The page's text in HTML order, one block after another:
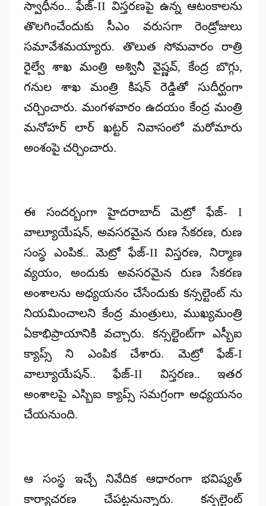
స్వాధీనం.. ఫేజ్‌-II విస్త‌ర‌ణ‌పై ఉన్న ఆటంకాల‌ను
తొల‌గించేందుకు సీఎం వరుసగా రెండ్రోజులు
స‌మావేశ‌మ‌య్యారు. తొలుత సోమ‌వారం రాత్రి
రైల్వే శాఖ మంత్రి అశ్వినీ వైష్ణ‌వ్‌, కేంద్ర బొగ్గు,
గ‌నుల శాఖ మంత్రి కిష‌న్ రెడ్డితో సుదీర్ఘంగా
చ‌ర్చించారు. మంగళవారం ఉదయం కేంద్ర మంత్రి
మనోహర్ లార్ ఖట్టర్ నివాసంలో మరోమారు
అంశంపై చర్చించారు.
ఈ సంద‌ర్బంగా హైద‌రాబాద్ మెట్రో ఫేజ్‌- I
వాల్యూయేష‌న్‌, అవ‌స‌ర‌మైన రుణ సేక‌ర‌ణ‌, రుణ
సంస్థ ఎంపిక.. మెట్రో ఫేజ్‌-II విస్త‌ర‌ణ‌, నిర్మాణ‌
వ్య‌యం, అందుకు అవ‌స‌ర‌మైన రుణ సేక‌ర‌ణ
అంశాల‌ను అధ్య‌య‌నం చేసేందుకు క‌న్స‌ల్టెంట్ ను
నియ‌మించాల‌ని కేంద్ర మంత్రులు, ముఖ్య‌మంత్రి
ఏకాభిప్రాయానికి వ‌చ్చారు. క‌న్స‌ల్టెంట్‌గా ఎస్బీఐ
క్యాప్స్ ని ఎంపిక చేశారు. మెట్రో ఫేజ్‌-I
వాల్యూయేష‌న్‌.. ఫేజ్‌-II విస్త‌ర‌ణ‌.. ఇత‌ర
అంశాల‌పై ఎస్బిఐ క్యాప్స్ స‌మ‌గ్రంగా అధ్య‌య‌నం
చేయ‌నుంది.
ఆ సంస్థ ఇచ్చే నివేదిక ఆధారంగా భ‌విష్య‌త్
కార్యాచ‌ర‌ణ చేప‌ట్ట‌నున్నారు. క‌న్స‌ల్టెంట్